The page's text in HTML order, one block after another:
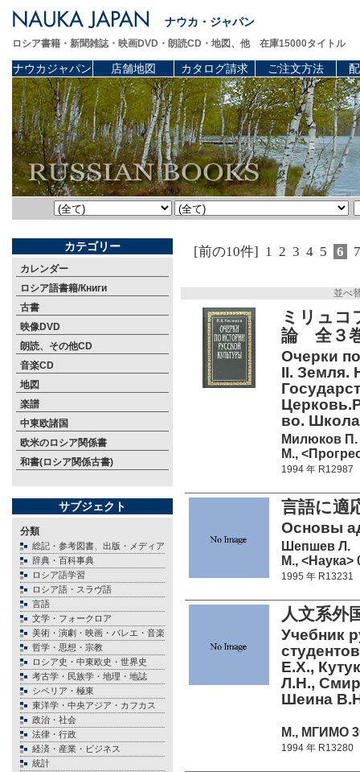
ナウカ・ジャパン
ロシア書籍・新聞雑誌・映画DVD・朗読CD・地図、他 在庫15000タイトル
ナウカジャパン 店舗地図 カタログ請求 ご注文方法
カテゴリー
カレンダー
ロシア語書籍/Книги
古書
映像DVD
朗読、その他CD
音楽CD
地図
楽譜
中東欧諸国
欧米のロシア関係書
和書(ロシア関係古書)
サブジェクト
分類
総記・参考図書、出版・メディア
辞典・百科事典
ロシア語学習
ロシア語・スラヴ語
言語
文学・フォークロア
美術・演劇・映画・バレエ・音楽
哲学・思想・宗教
ロシア史・中東欧史・世界史
考古学・民族学・地理・地誌
シベリア・極東
東洋学・中央アジア・カフカス
政治・社会
法律・行政
経済・産業・ビジネス
統計
[前の10件] 1 2 3 4 5 6 7
並べ
ミリュ
論 全３
Очерки
II. Земля.
во.
Милюков П.
М.,
1994 年 R12987
言語に適
Основы
Шепшев Л.
М., <Наука>
1995 年 R13231
人文系外
Учебник
Е.Х.,
Л.Н.,
Шеина
М., МГИМО
1994 年 R13280